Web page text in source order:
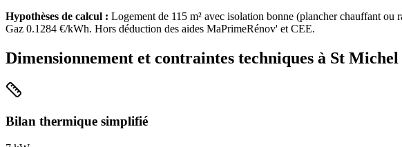
Hypothèses de calcul : Logement de 115 m² avec isolation bonne (plancher chauffant ou
Gaz 0.1284 €/kWh. Hors déduction des aides MaPrimeRénov' et CEE.
Dimensionnement et contraintes techniques à St
Bilan thermique simplifié